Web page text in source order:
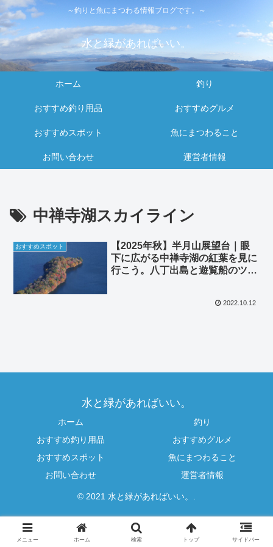
～釣りと魚にまつわる情報ブログです。～
水と緑があればいい。
ホーム 釣り
おすすめ釣り用品 おすすめグルメ
おすすめスポット 魚にまつわること
お問い合わせ 運営者情報
中禅寺湖スカイライン
おすすめスポット
【2025年秋】半月山展望台｜眼
下に広がる中禅寺湖の紅葉を見に
行こう。八丁出島と遊覧船のツー
2022.10.12
水と緑があればいい。
ホーム
釣り
おすすめ釣り用品
おすすめグルメ
おすすめスポット
魚にまつわること
お問い合わせ
運営者情報
© 2021 水と緑があればいい。.
メニュー ホーム 検索 トップ サイドバー